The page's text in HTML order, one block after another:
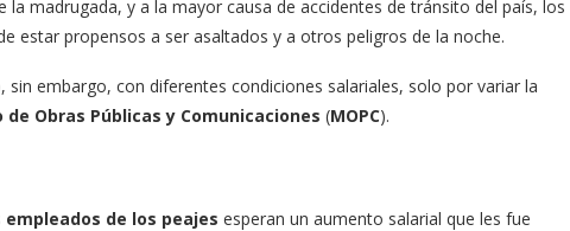
madrugada, y a la mayor causa de accidentes de tránsito del país, los
estar propensos a ser asaltados y a otros peligros de la noche.
embargo, con diferentes condiciones salariales, solo por variar la
Obras Públicas y Comunicaciones (MOPC).
empleados de los peajes esperan un aumento salarial que les fue